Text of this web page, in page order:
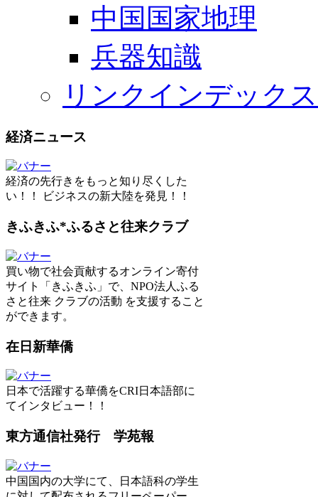
中国国家地理
兵器知識
リンクインデックス
経済ニュース
経済の先行きをもっと知り尽くした
い！！ ビジネスの新大陸を発見！！
きふきふ*ふるさと往来クラブ
買い物で社会貢献するオンライン寄付
サイト「きふきふ」で、NPO法人ふる
さと往来 クラブの活動 を支援すること
ができます。
在日新華僑
日本で活躍する華僑をCRI日本語部に
てインタビュー！！
東方通信社発行 学苑報
中国国内の大学にて、日本語科の学生